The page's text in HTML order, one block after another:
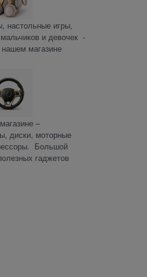
настольные игры,
и девочек -
магазине
–
диски, моторные
Большой
гаджетов